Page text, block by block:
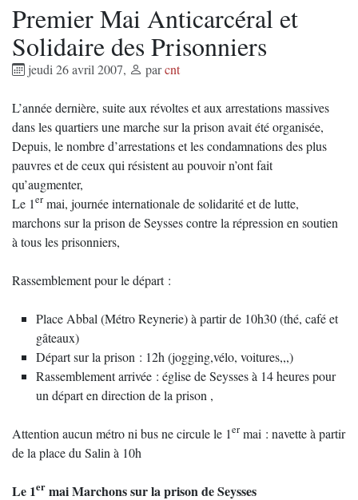
Premier Mai Anticarcéral et
Solidaire des Prisonniers
jeudi 26 avril 2007, parcnt
L’année dernière, suite aux révoltes et aux arrestations massives
dans les quartiers une marche sur la prison avait été organisée,
Depuis, le nombre d’arrestations et les condamnations des plus
pauvres et de ceux qui résistent au pouvoir n’ont fait
qu’augmenter,
Le 1er mai, journée internationale de solidarité et de lutte,
marchons sur la prison de Seysses contre la répression en soutien
à tous les prisonniers,
Rassemblement pour le départ :
Place Abbal (Métro Reynerie) à partir de 10h30 (thé, café et
gâteaux)
Départ sur la prison : 12h (jogging,vélo, voitures,,,)
Rassemblement arrivée : église de Seysses à 14 heures pour
un départ en direction de la prison ,
Attention aucun métro ni bus ne circule le 1er mai : navette à partir
de la place du Salin à 10h
Le 1er mai Marchons sur la prison de Seysses